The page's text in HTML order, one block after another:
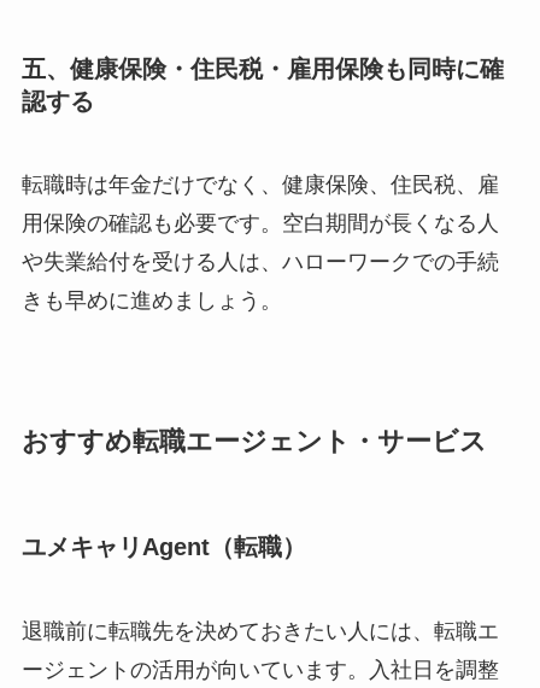
五、健康保険・住民税・雇用保険も同時に確
認する
転職時は年金だけでなく、健康保険、住民税、雇
用保険の確認も必要です。空白期間が長くなる人
や失業給付を受ける人は、ハローワークでの手続
きも早めに進めましょう。
おすすめ転職エージェント・サービス
ユメキャリAgent（転職）
退職前に転職先を決めておきたい人には、転職エ
ージェントの活用が向いています。入社日を調整